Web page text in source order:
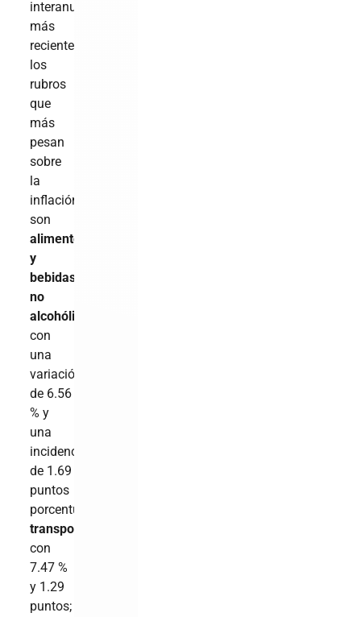
interanual
más
reciente,
los
rubros
que
más
pesan
sobre
la
inflación
son
alimentos
y
bebidas
no
alcohólicas
con
una
variación
de 6.56
% y
una
incidencia
de 1.69
puntos
porcentuales;
transporte
con
7.47 %
y 1.29
puntos;